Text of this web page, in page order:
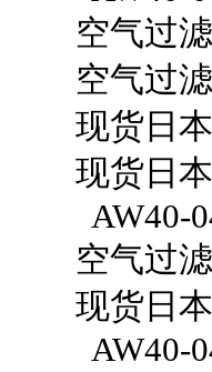
空气过
空气过
现货日
现货日
AW40-
空气过
现货日
AW40-